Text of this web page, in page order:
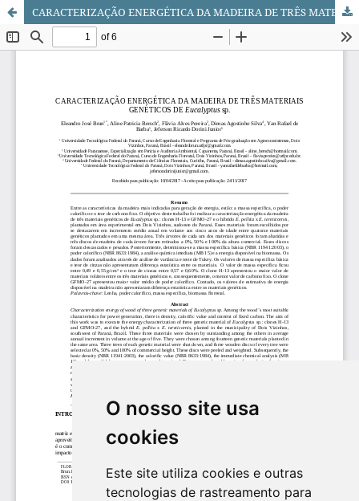
O nosso site usa
cookies
Este site utiliza cookies e outras
tecnologias de rastreamento para
CARACTERIZAÇÃO ENERGÉTICA DA MADEIRA DE TRÊS MATERIAIS GENÉTICOS DE Eucalyptus sp.